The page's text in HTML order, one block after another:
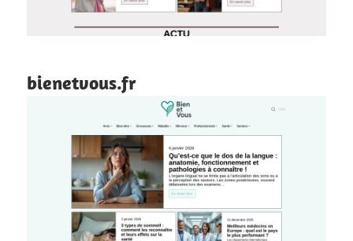
bienetvous.fr